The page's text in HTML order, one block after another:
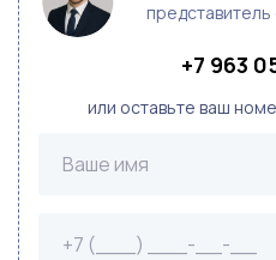
+7 963
или оставьте ваш